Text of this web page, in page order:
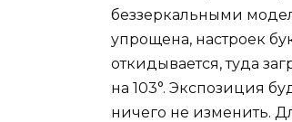
беззеркальными
упрощена, настроек
откидывается, туда
на 103°. Экспозиция
ничего не изменить.